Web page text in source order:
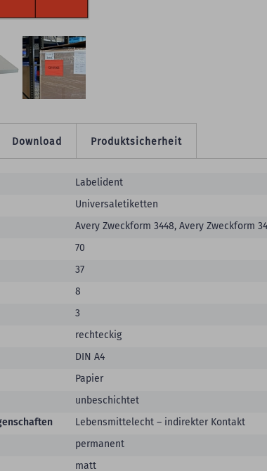
Labelident
Universaletiketten
Avery Zweckform 3448, Avery Zweckform
70
37
8
3
rechteckig
DIN A4
Papier
unbeschichtet
Lebensmittelecht – indirekter Kontakt
permanent
matt
Download Produktsicherheit